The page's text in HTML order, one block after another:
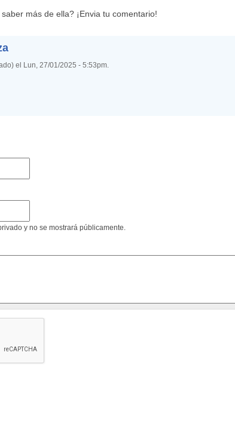
más de ella? ¡Envia tu comentario!
el Lun, 27/01/2025 - 5:53pm.
y no se mostrará públicamente.